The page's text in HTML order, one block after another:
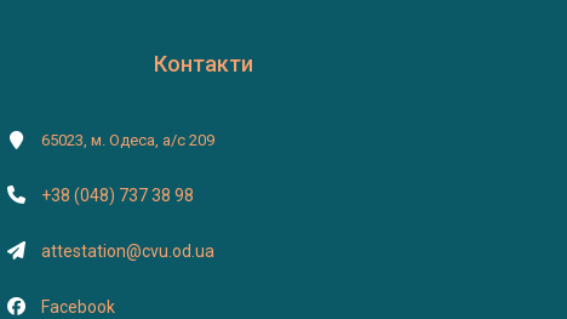
Контакти
65023, м. Одеса, а/с 209
+38 (048) 737 38 98
attestation@cvu.od.ua
Facebook